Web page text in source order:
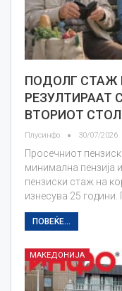
ПОДОЛГ СТАЖ
РЕЗУЛТИРААТ
ВТОРИОТ
Плусинфо 30/07/2026
Просечниот
минимална пензија
пензиски стаж на
изнесува 25
ПОВЕЌЕ...
МАКЕДОНИЈА